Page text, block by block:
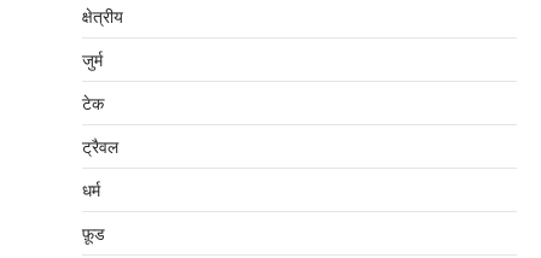
क्षेत्रीय
जुर्म
टेक
ट्रैवल
धर्म
फ़ूड